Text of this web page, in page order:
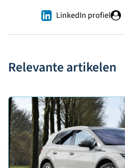
LinkedIn profiel
Relevante artikelen